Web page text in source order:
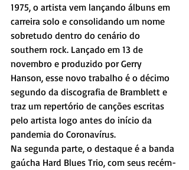
1975, o artista vem lançando álbuns em
carreira solo e consolidando um nome
sobretudo dentro do cenário do
southern rock. Lançado em 13 de
novembro e produzido por Gerry
Hanson, esse novo trabalho é o décimo
segundo da discografia de Bramblett e
traz um repertório de canções escritas
pelo artista logo antes do início da
pandemia do Coronavírus.
Na segunda parte, o destaque é a banda
gaúcha Hard Blues Trio, com seus recém-